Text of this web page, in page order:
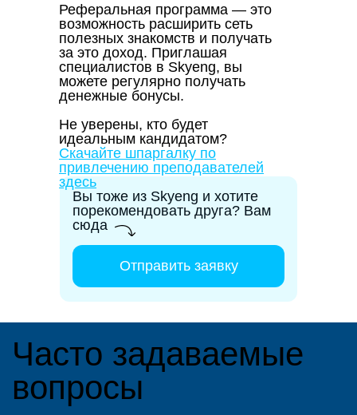
Реферальная программа — это
возможность расширить сеть
полезных знакомств и получать
за это доход. Приглашая
специалистов в Skyeng, вы
можете регулярно получать
денежные бонусы.
Не уверены, кто будет
идеальным кандидатом?
Скачайте шпаргалку по
привлечению преподавателей
здесь
Вы тоже из Skyeng и хотите
порекомендовать друга? Вам
сюда
Отправить заявку